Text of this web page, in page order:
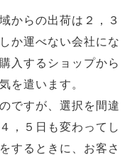
からの出荷は２，３
か運べない会社にな
入するショップから
を遣います。
ですが、選択を間違
，５日も変わってし
するときに、お客さ